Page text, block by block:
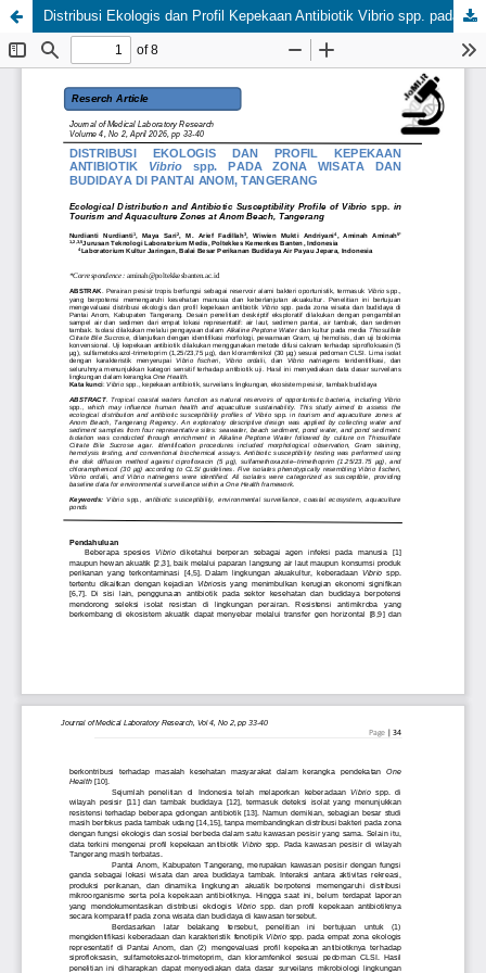
Distribusi Ekologis dan Profil Kepekaan Antibiotik Vibrio spp. pada Zona Wisata dan Budidaya di Pantai Anom, Tangerang